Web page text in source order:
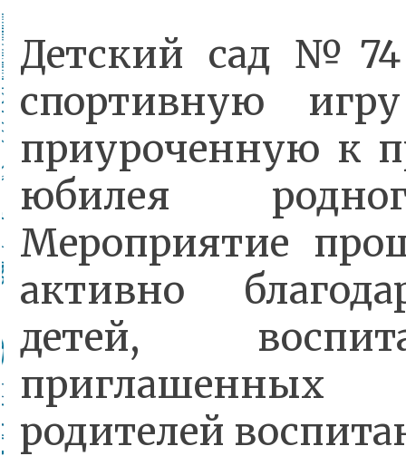
Детский сад №74
спортивную
приуроченную к
юбилея
Мероприятие
активно
детей,
родителей